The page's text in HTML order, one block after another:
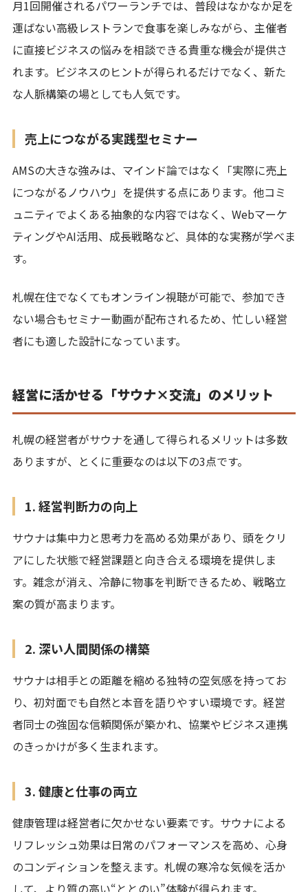
月1回開催されるパワーランチでは、普段はなかなか足を
運ばない高級レストランで食事を楽しみながら、主催者
に直接ビジネスの悩みを相談できる貴重な機会が提供さ
れます。ビジネスのヒントが得られるだけでなく、新た
な人脈構築の場としても人気です。
売上につながる実践型セミナー
AMSの大きな強みは、マインド論ではなく「実際に売上
につながるノウハウ」を提供する点にあります。他コミ
ュニティでよくある抽象的な内容ではなく、Webマーケ
ティングやAI活用、成長戦略など、具体的な実務が学べま
す。
札幌在住でなくてもオンライン視聴が可能で、参加でき
ない場合もセミナー動画が配布されるため、忙しい経営
者にも適した設計になっています。
経営に活かせる「サウナ×交流」のメリット
札幌の経営者がサウナを通して得られるメリットは多数
ありますが、とくに重要なのは以下の3点です。
1. 経営判断力の向上
サウナは集中力と思考力を高める効果があり、頭をクリ
アにした状態で経営課題と向き合える環境を提供しま
す。雑念が消え、冷静に物事を判断できるため、戦略立
案の質が高まります。
2. 深い人間関係の構築
サウナは相手との距離を縮める独特の空気感を持ってお
り、初対面でも自然と本音を語りやすい環境です。経営
者同士の強固な信頼関係が築かれ、協業やビジネス連携
のきっかけが多く生まれます。
3. 健康と仕事の両立
健康管理は経営者に欠かせない要素です。サウナによる
リフレッシュ効果は日常のパフォーマンスを高め、心身
のコンディションを整えます。札幌の寒冷な気候を活か
して、より質の高い“ととのい”体験が得られます。